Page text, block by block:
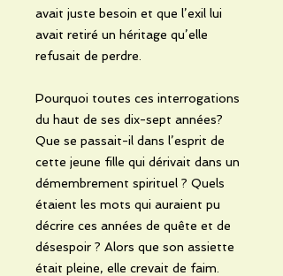
avait juste besoin et que l’exil lui
avait retiré un héritage qu’elle
refusait de perdre.
Pourquoi toutes ces interrogations
du haut de ses dix-sept années?
Que se passait-il dans l’esprit de
cette jeune fille qui dérivait dans un
démembrement spirituel ? Quels
étaient les mots qui auraient pu
décrire ces années de quête et de
désespoir ? Alors que son assiette
était pleine, elle crevait de faim.